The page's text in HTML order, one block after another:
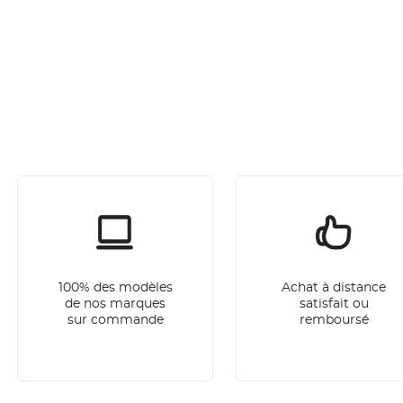
100% des modèles
de nos marques
sur commande
Achat à distance
satisfait ou
remboursé